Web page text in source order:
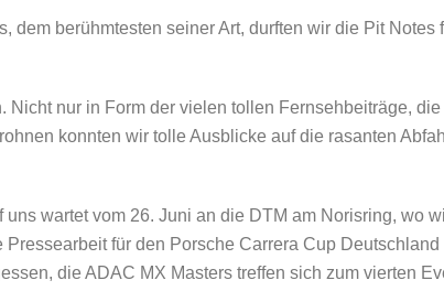
berühmtesten seiner Art, durften wir die Pit Notes
nur in Form der vielen tollen Fernsehbeiträge, die
konnten wir tolle Ausblicke auf die rasanten
wartet vom 26. Juni an die DTM am Norisring, wo
für den Porsche Carrera Cup Deutschland
die ADAC MX Masters treffen sich zum vierten